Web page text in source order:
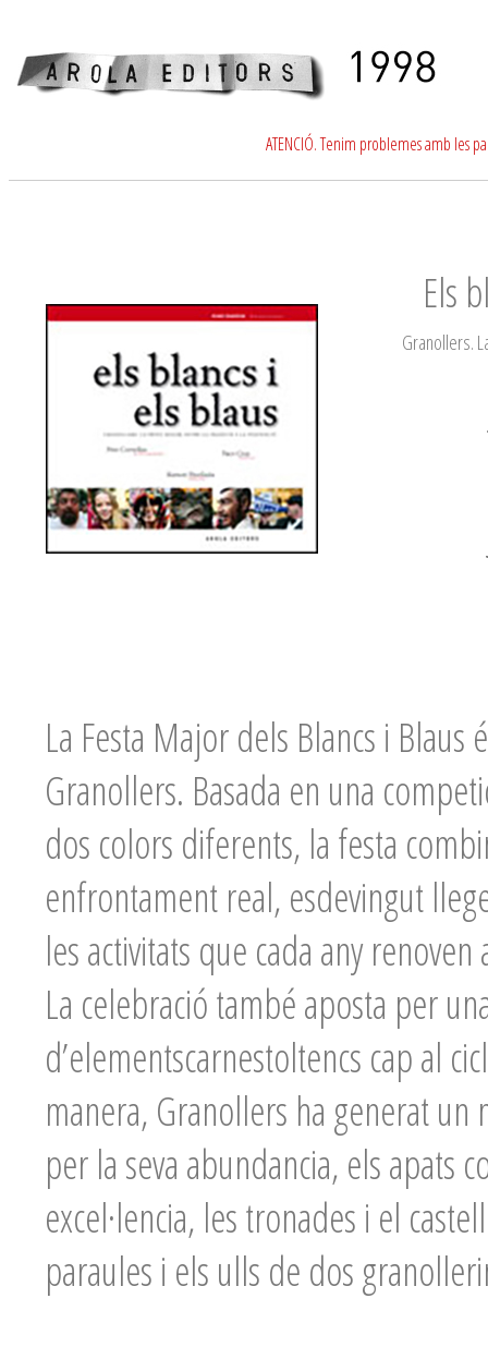
ATENCIÓ. Tenim problemes amb les
Els
Granollers.
La Festa Major dels Blancs i
Granollers. Basada en una
dos colors diferents, la festa
enfrontament real, esdevingut
les activitats que cada any
La celebració també aposta per
d’elementscarnestoltencs cap al
manera, Granollers ha generat
per la seva abundancia, els apats
excel·lencia, les tronades i el
paraules i els ulls de dos